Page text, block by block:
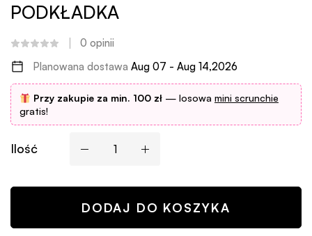
PODKŁADKA
0 opinii
Planowana dostawa Aug 07 - Aug 14,2026
Przy zakupie za min. 100 zł— losowa mini scrunchie
gratis!
Ilość
DODAJ DO KOSZYKA